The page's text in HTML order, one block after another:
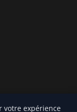
votre expérience